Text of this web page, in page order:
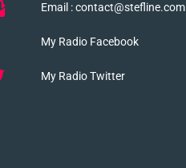
Email : contact@stefline.com
My Radio Facebook
My Radio Twitter